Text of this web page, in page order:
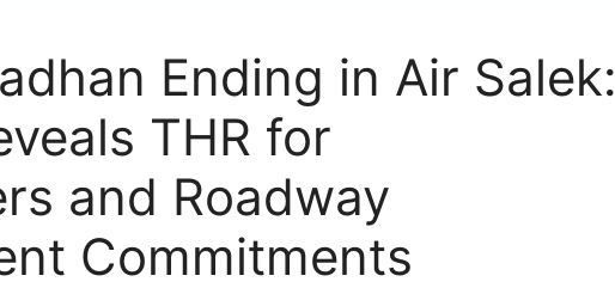
Ending in Air Salek:
THR for
and Roadway
Commitments